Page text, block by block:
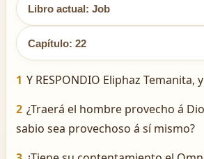
Libro actual: Job
Capítulo: 22
1 Y RESPONDIO Eliphaz Temanita,
2 ¿Traerá el hombre provecho á
sabio sea provechoso á sí mismo?